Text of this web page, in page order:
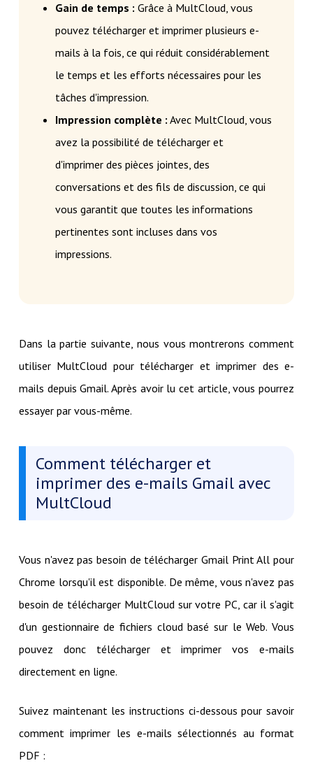
Gain de temps : Grâce à MultCloud, vous
pouvez télécharger et imprimer plusieurs e-
mails à la fois, ce qui réduit considérablement
le temps et les efforts nécessaires pour les
tâches d'impression.
Impression complète : Avec MultCloud, vous
avez la possibilité de télécharger et
d'imprimer des pièces jointes, des
conversations et des fils de discussion, ce qui
vous garantit que toutes les informations
pertinentes sont incluses dans vos
impressions.
Dans la partie suivante, nous vous montrerons comment
utiliser MultCloud pour télécharger et imprimer des e-
mails depuis Gmail. Après avoir lu cet article, vous pourrez
essayer par vous-même.
Comment télécharger et
imprimer des e-mails Gmail avec
MultCloud
Vous n'avez pas besoin de télécharger Gmail Print All pour
Chrome lorsqu'il est disponible. De même, vous n'avez pas
besoin de télécharger MultCloud sur votre PC, car il s'agit
d'un gestionnaire de fichiers cloud basé sur le Web. Vous
pouvez donc télécharger et imprimer vos e-mails
directement en ligne.
Suivez maintenant les instructions ci-dessous pour savoir
comment imprimer les e-mails sélectionnés au format
PDF :